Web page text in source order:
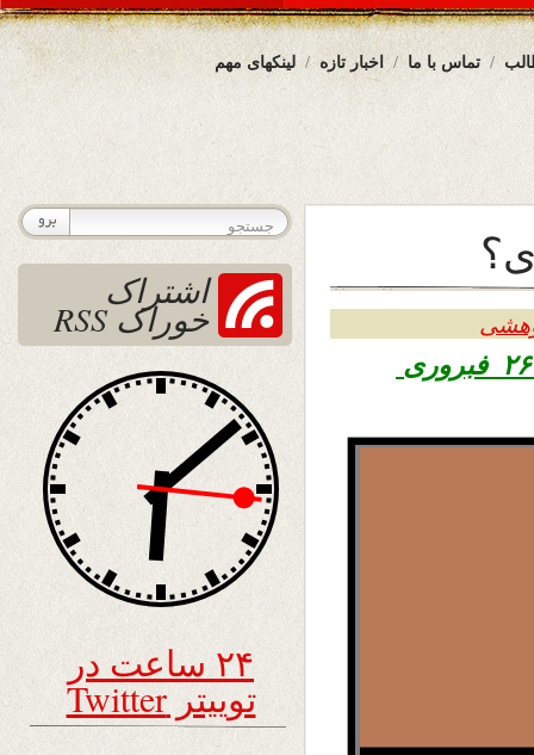
لینکهای مهم اخبار تازه تماس با ما
۱۳۹۶ – ۲۶ فبروری
اشتراک
خوراک RSS
۲۴ ساعت در
توییتر Twitter